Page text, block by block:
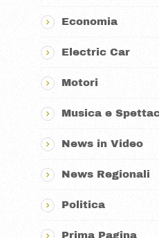
Economia
Electric Car
Motori
Musica e
News in Video
News Regionali
Politica
Prima Pagina